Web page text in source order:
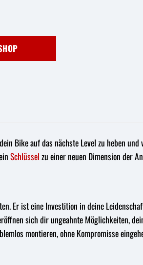
€.
Bike auf das nächste Level zu heben
Schlüsselzu einer neuen Dimension der
Er ist eine Investition in deine
sich dir ungeahnte Möglichkeiten,
montieren, ohne Kompromisse